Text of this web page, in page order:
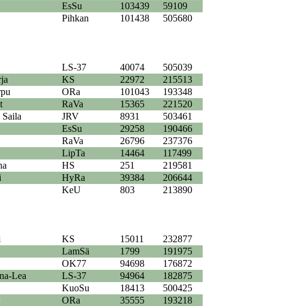
EsSu 103439
59109
Pihkan 101438 505680
LS-37 40074
505039
KS 22972
215513
ORa 101043
193348
RaVa 15365
221520
JRV 8931
503461
EsSu 29258
190466
RaVa 26796
237376
LipTa 14464
117499
HS 251
219581
HyRa 39384
206644
KeU 803 213890
KS 15011
232877
LamSä 1799
191975
OK77 94698
176872
Lea LS-37 94964
182875
KuoSu 18413
500425
ORa 35555 193218